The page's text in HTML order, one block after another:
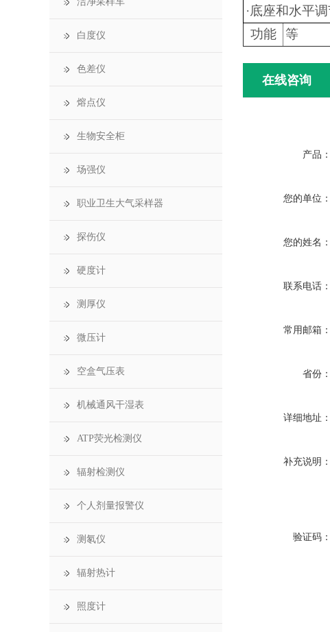
显示
功能
液晶屏
等
·底座和水平
在线咨询
产品：
您的单位：
您的姓名：
联系电话：
常用邮箱：
省份：
详细地址：
补充说明：
验证码：
白度仪
色差仪
熔点仪
生物安全柜
场强仪
职业卫生大气采样器
探伤仪
硬度计
测厚仪
微压计
空盒气压表
机械通风干湿表
ATP荧光检测仪
辐射检测仪
个人剂量报警仪
测氡仪
辐射热计
照度计